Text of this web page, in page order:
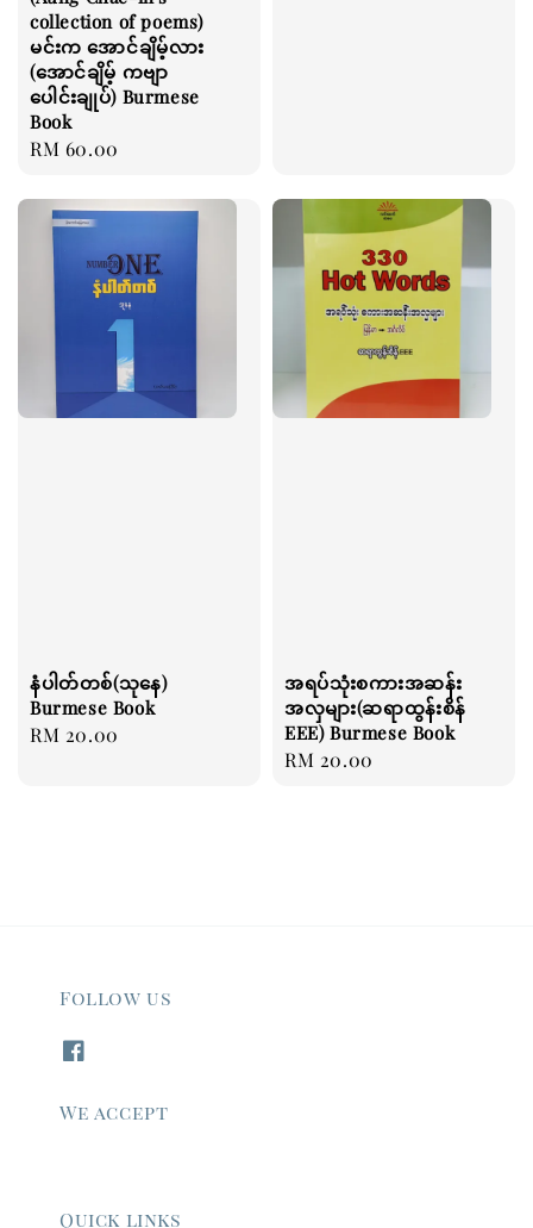
collection of poems)
မင်းက အောင်ချိမ့်လား
(အောင်ချိမ့် ကဗျာ
ပေါင်းချုပ်) Burmese
Book
Regular
RM 60.00
နံပါတ်တစ်(သုနေ)
Burmese Book
Regular
RM 20.00
အရပ်သုံးစကားအဆန်း
အလှများ(ဆရာထွန်းစိန်
EEE) Burmese Book
Regular
RM 20.00
Follow us
We accept
Quick links